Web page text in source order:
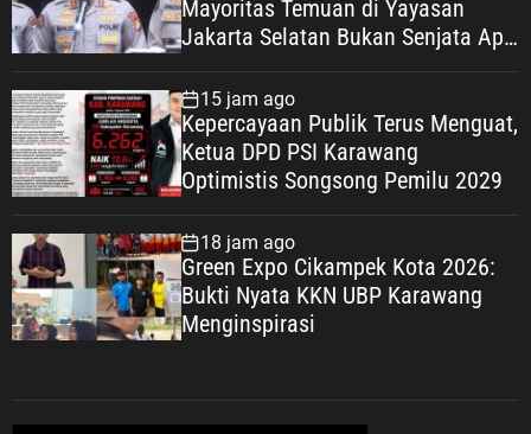
Mayoritas Temuan di Yayasan
Jakarta Selatan Bukan Senjata Api,
15 jam ago
Kepercayaan Publik Terus Menguat,
Ketua DPD PSI Karawang
Optimistis Songsong Pemilu 2029
18 jam ago
Green Expo Cikampek Kota 2026:
Bukti Nyata KKN UBP Karawang
Menginspirasi